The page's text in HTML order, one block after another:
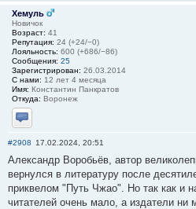
Хемуль
Новичок
Возраст: 41
Репутация: 24 (+24/−0)
Лояльность: 600 (+686/−86)
Сообщения: 25
Зарегистрирован: 26.03.2014
С нами: 12 лет 4 месяца
Имя: Константин Панкратов
Откуда: Воронеж
Отправить личное сообщение
#2908 17.02.2024, 20:51
Александр Воробьёв, автор
вернулся в литературу после
приквелом "Путь Чжао". Но так как и
читателей очень мало, а издатели ни